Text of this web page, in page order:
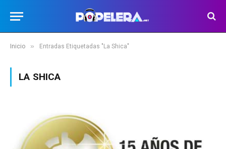
Inicio » Entradas Etiquetadas "La Shica"
LA SHICA